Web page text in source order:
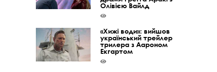
Олівією Вайлд
«Хижі води»: вийшов
український трейлер
трилера з Аароном
Екгартом